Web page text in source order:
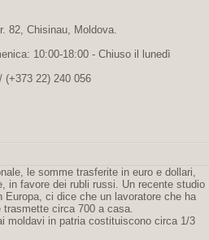
82, Chisinau, Moldova.
10:00-18:00 - Chiuso il lunedì
(+373 22) 240 056
le somme trasferite in euro e dollari,
in favore dei rubli russi. Un recente studio
ci dice che un lavoratore che ha
trasmette circa 700 a casa.
moldavi in patria costituiscono circa 1/3